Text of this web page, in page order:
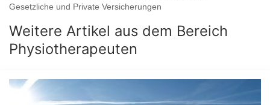
Gesetzliche und Private Versicherungen
Weitere Artikel aus dem Bereich
Physiotherapeuten